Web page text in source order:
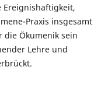
Ereignishaftigkeit,
Praxis insgesamt
Ökumenik sein
Lehre und